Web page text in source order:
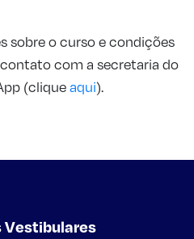
sobre o curso e condições
com a secretaria do
(cliqueaqui).
Vestibulares